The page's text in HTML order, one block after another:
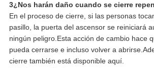
3¿Nos harán daño cuando se cierre
En el proceso de cierre, si las personas
pasillo, la puerta del ascensor se reiniciará
ningún peligro.Esta acción de cambio hace
pueda cerrarse e incluso volver a
cierre también está disponible aquí.